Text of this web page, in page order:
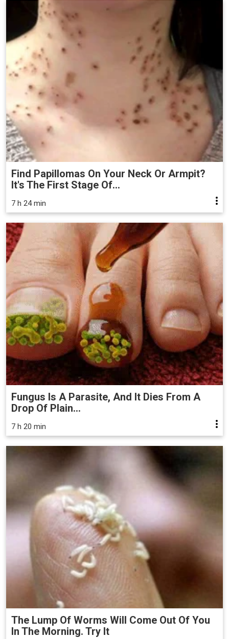
Find Papillomas On Your Neck Or Armpit?
It's The First Stage Of...
7 h 24 min
Fungus Is A Parasite, And It Dies From A
Drop Of Plain...
7 h 20 min
The Lump Of Worms Will Come Out Of You
In The Morning. Try It